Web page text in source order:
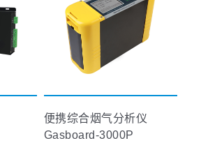
便携综合烟气分析仪
Gasboard-3000P